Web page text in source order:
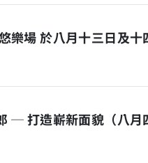
樂場 於八月十三日及十
─ 打造嶄新面貌（八月